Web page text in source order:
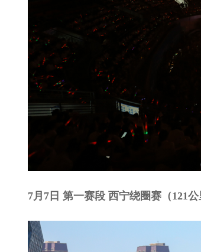
7月7日 第一赛段 西宁绕圈赛（121公